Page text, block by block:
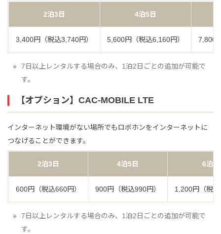
2泊3日 4泊5日
3,400円（税込3,740円） 5,600円（税込6,160円） 7,800
7日以上レンタルする場合のみ、1泊2日ごとの追加が可能で
す。
【オプション】CAC-MOBILE LTE
インターネット環境がない場所でもロボホンをインターネットに
つなげることができます。
2泊3日 4泊5日 6泊7
600円（税込660円） 900円（税込990円） 1,200円（税
7日以上レンタルする場合のみ、1泊2日ごとの追加が可能で
す。